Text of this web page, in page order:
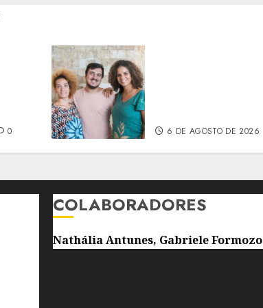
0 6 DE AGOSTO DE 2026
COLABORADORES
Nathália Antunes, Gabriele Formozo